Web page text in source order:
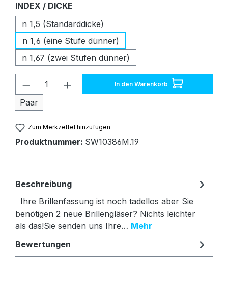
INDEX / DICKE
n 1,5 (Standarddicke)
n 1,6 (eine Stufe dünner)
n 1,67 (zwei Stufen dünner)
Produkt Anzahl: Gib den
Paar
In den Warenkorb
Zum Merkzettel hinzufügen
Produktnummer: SW10386M.19
Beschreibung
Ihre Brillenfassung ist noch tadellos aber Sie
benötigen 2 neue Brillengläser? Nichts leichter
als das!Sie senden uns Ihre… Mehr
Bewertungen